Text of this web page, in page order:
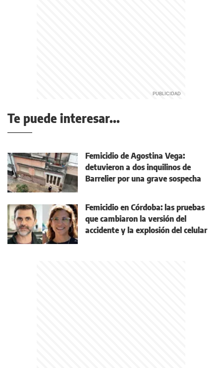
Te puede interesar...
Femicidio de Agostina Vega:
detuvieron a dos inquilinos de
Barrelier por una grave sospecha
Femicidio en Córdoba: las pruebas
que cambiaron la versión del
accidente y la explosión del celular